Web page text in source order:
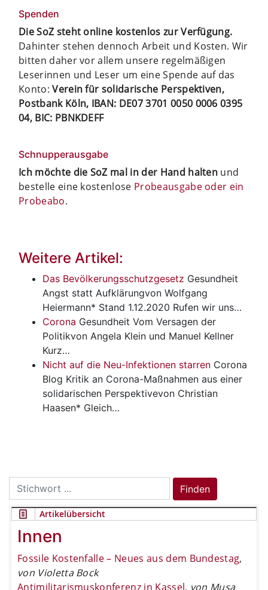
Spenden
Die SoZ steht online kostenlos zur Verfügung.
Dahinter stehen dennoch Arbeit und Kosten. Wir
bitten daher vor allem unsere regelmäßigen
Leserinnen und Leser um eine Spende auf das
Konto:Verein für solidarische Perspektiven,
Postbank Köln, IBAN: DE07 3701 0050 0006 0395
04, BIC: PBNKDEFF
Schnupperausgabe
Ich möchte die SoZ mal in der Hand halten und
bestelle eine kostenlose Probeausgabe oder ein
Probeabo.
Weitere Artikel:
Das Bevölkerungsschutzgesetz Gesundheit
Angst statt Aufklärungvon Wolfgang
Heiermann* Stand 1.12.2020 Rufen wir uns…
Corona Gesundheit Vom Versagen der
Politikvon Angela Klein und Manuel Kellner
Kurz…
Nicht auf die Neu-Infektionen starren Corona
Blog Kritik an Corona-Maßnahmen aus einer
solidarischen Perspektivevon Christian
Haasen* Gleich…
Search
for:
Finden
Artikelübersicht
Innen
Fossile Kostenfalle – Neues aus dem Bundestag,
von Violetta Bock
Antimilitarismuskonferenz in Kassel, von Musa